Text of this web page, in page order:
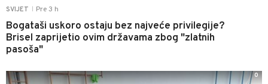
SVIJET Pre 3 h
Bogataši uskoro ostaju bez najveće privilegije?
Brisel zaprijetio ovim državama zbog "zlatnih
pasoša"
0